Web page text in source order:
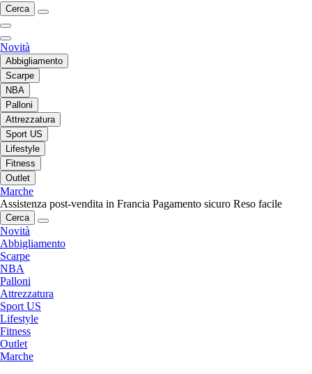
Cerca
Novità
Abbigliamento
Scarpe
NBA
Palloni
Attrezzatura
Sport US
Lifestyle
Fitness
Outlet
Marche
Assistenza post-vendita in Francia Pagamento sicuro Reso facile
Cerca
Novità
Abbigliamento
Scarpe
NBA
Palloni
Attrezzatura
Sport US
Lifestyle
Fitness
Outlet
Marche